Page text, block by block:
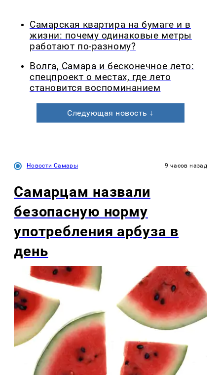
Самарская квартира на бумаге и в
жизни: почему одинаковые метры
работают по-разному?
Волга, Самара и бесконечное лето:
спецпроект о местах, где лето
становится воспоминанием
Следующая новость ↓
Новости Самары 9 часов назад
Самарцам назвали
безопасную норму
употребления арбуза в
день